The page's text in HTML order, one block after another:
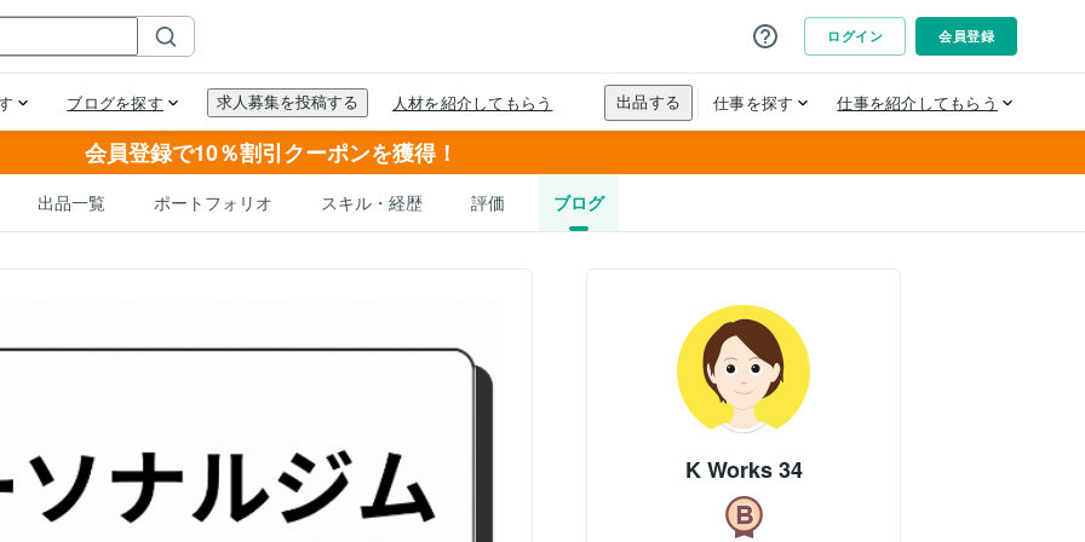
会員登録で10％割引クーポンを獲得！
出品一覧 ポートフォリオ スキル・経歴 評価 ブログ
K Works 34